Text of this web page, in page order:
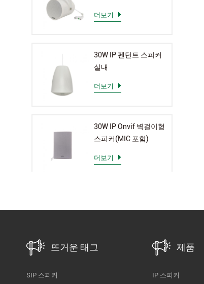
더보기
30W IP 펜던트 스피커
실내
더보기
30W IP Onvif 벽걸이형
스피커(MIC 포함)
더보기
뜨거운 태그
SIP 스피커
제품
IP 스피커